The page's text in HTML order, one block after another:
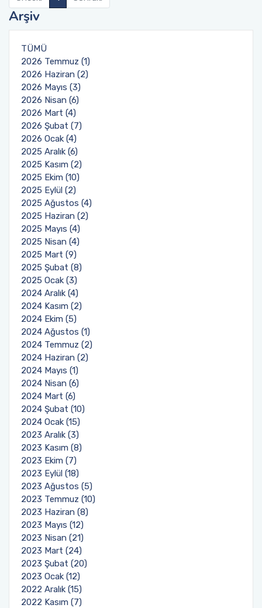
Arşiv
TÜMÜ
2026 Temmuz (1)
2026 Haziran (2)
2026 Mayıs (3)
2026 Nisan (6)
2026 Mart (4)
2026 Şubat (7)
2026 Ocak (4)
2025 Aralık (6)
2025 Kasım (2)
2025 Ekim (10)
2025 Eylül (2)
2025 Ağustos (4)
2025 Haziran (2)
2025 Mayıs (4)
2025 Nisan (4)
2025 Mart (9)
2025 Şubat (8)
2025 Ocak (3)
2024 Aralık (4)
2024 Kasım (2)
2024 Ekim (5)
2024 Ağustos (1)
2024 Temmuz (2)
2024 Haziran (2)
2024 Mayıs (1)
2024 Nisan (6)
2024 Mart (6)
2024 Şubat (10)
2024 Ocak (15)
2023 Aralık (3)
2023 Kasım (8)
2023 Ekim (7)
2023 Eylül (18)
2023 Ağustos (5)
2023 Temmuz (10)
2023 Haziran (8)
2023 Mayıs (12)
2023 Nisan (21)
2023 Mart (24)
2023 Şubat (20)
2023 Ocak (12)
2022 Aralık (15)
2022 Kasım (7)
Erasmus+ Bölüm Koordinatörleri
Erasmus+ İkili Anlaşmalar
Erasmus+ Programı Bağlantılar
AÜ KVK Metni
Erasmus+ Programı Aday Öğrenci Tanıtım
Videosu
Erasmus+ Programı Duyuruları
Erasmus+ Ofis Görüşme Saatleri
Mevlana Değişim Programı Anlaşmaları
Koordinatörleri
Mevlana Değişim Programı Sıkça Sorulan
Sorular
YÖK Mevlana Değişim Programı Tanıtım Filmi
Mevlana Değişim Programı Duyuruları
Farabi Değişim Programı Duyuruları